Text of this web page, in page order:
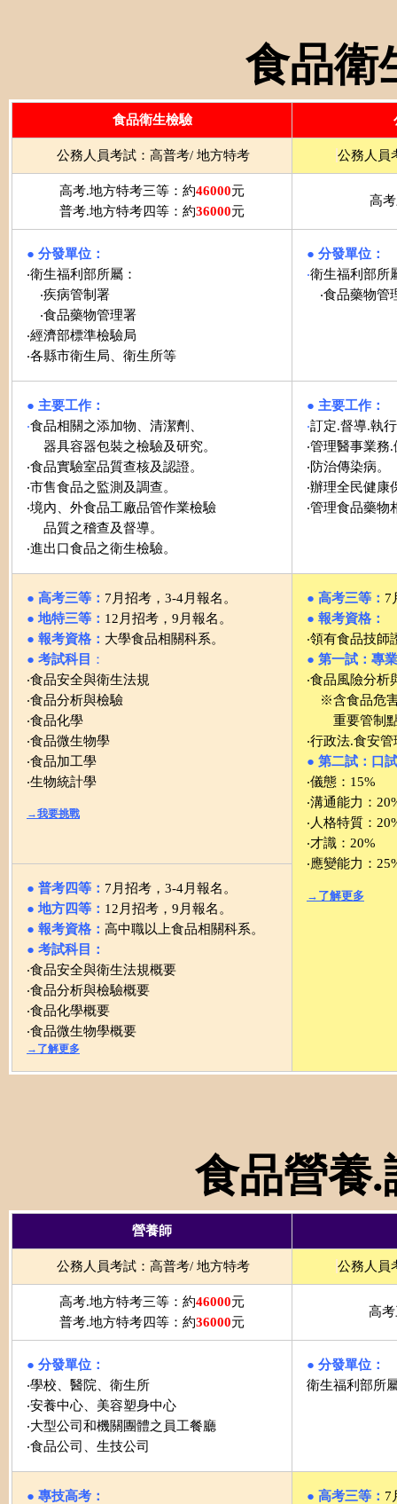
食品衛
食品衛生檢驗
公務人員考試：高普考/ 地方特考 公務人員
高考.地方特考三等：約46000元
普考.地方特考四等：約36000元
高
● 分發單位：
‧衛生福利部所屬：
‧疾病管制署
‧食品藥物管理署
‧經濟部標準檢驗局
‧各縣市衛生局、衛生所等
● 分發單位：
‧衛生福利部所
‧食品藥物管
● 主要工作：
‧食品相關之添加物、清潔劑、
器具容器包裝之檢驗及研究。
‧食品實驗室品質查核及認證。
‧市售食品之監測及調查。
‧境內、外食品工廠品管作業檢驗
品質之稽查及督導。
‧進出口食品之衛生檢驗。
● 主要工作：
‧訂定.督導.執
‧管理醫事業務
‧防治傳染病。
‧辦理全民健康
‧管理食品藥物
● 高考三等： 7月招考，3-4月報名。
● 地特三等： 12月招考，9月報名。
● 報考資格： 大學食品相關科系。
● 考試科目
：
‧食品安全與衛生法規
‧食品分析與檢驗
‧食品化學
‧食品微生物學
‧食品加工學
‧生物統計學
→我要挑戰
● 高考三等： 7
● 報考資格：
‧領有食品技師
● 第一試：專
‧食品風險分析
※含食品危
重要管制點
‧行政法.食安
● 第二試：口試
‧儀態：15%
‧溝通能力：
‧人格特質：
‧才識：20%
‧應變能力：
→了解更多
● 普考四等： 7月招考，3-4月報名。
● 地方四等： 12月招考，9月報名。
● 報考資格： 高中職以上食品相關科系。
● 考試科目：
‧食品安全與衛生法規概要
‧食品分析與檢驗概要
‧食品化學概要
‧食品微生物學概要
→了解更多
食品營養
營養師
公務人員考試：高普考/ 地方特考 公務人員
高考.地方特考三等：約46000元
普考.地方特考四等：約36000元
高
● 分發單位：
‧學校、醫院、衛生所
‧安養中心、美容塑身中心
‧大型公司和機關團體之員工餐廳
‧食品公司、生技公司
● 分發單位：
衛生福利部所
● 專技高考：
● 高考三等： 7